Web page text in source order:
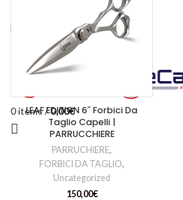
Menu
0items/0,00€
LEAF EDITION 6″ Forbici Da
Taglio Capelli |
PARRUCCHIERE
PARRUCHIERE,
FORBICI DA TAGLIO,
Uncategorized
150,00€